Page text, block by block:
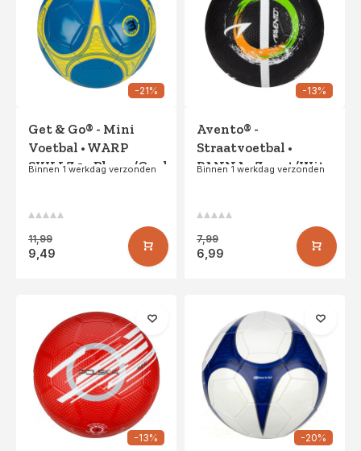
-21%
Get & Go® - Mini
Voetbal • WARP
SKILLZ 3 • Blauw/Geel
Binnen 1 werkdag verzonden
11,99
9,49
-13%
Avento® -
Straatvoetbal •
PANNA • Zwart/Wit
Binnen 1 werkdag verzonden
7,99
6,99
-13% -20%